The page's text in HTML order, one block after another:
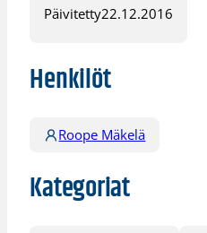
Päivitetty22.12.2016
Henkilöt
Roope Mäkelä
Kategoriat